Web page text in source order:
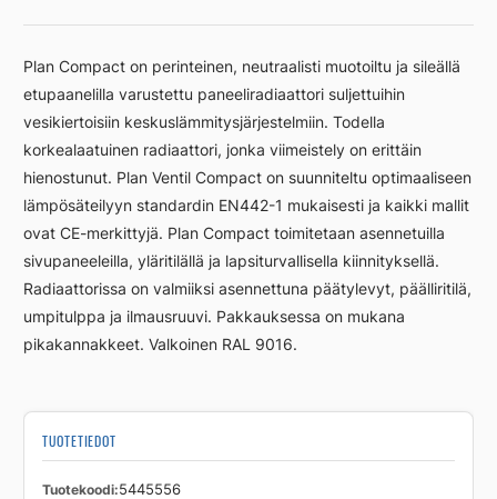
Compact
300
2000
määrä
Plan Compact on perinteinen, neutraalisti muotoiltu ja sileällä
etupaanelilla varustettu paneeliradiaattori suljettuihin
vesikiertoisiin keskuslämmitysjärjestelmiin. Todella
korkealaatuinen radiaattori, jonka viimeistely on erittäin
hienostunut. Plan Ventil Compact on suunniteltu optimaaliseen
lämpösäteilyyn standardin EN442-1 mukaisesti ja kaikki mallit
ovat CE-merkittyjä. Plan Compact toimitetaan asennetuilla
sivupaneeleilla, yläritilällä ja lapsiturvallisella kiinnityksellä.
Radiaattorissa on valmiiksi asennettuna päätylevyt, päälliritilä,
umpitulppa ja ilmausruuvi. Pakkauksessa on mukana
pikakannakkeet. Valkoinen RAL 9016.
TUOTETIEDOT
Tuotekoodi 5445556